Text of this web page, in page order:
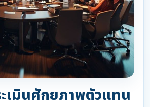
เมินศักยภาพตัวแทน